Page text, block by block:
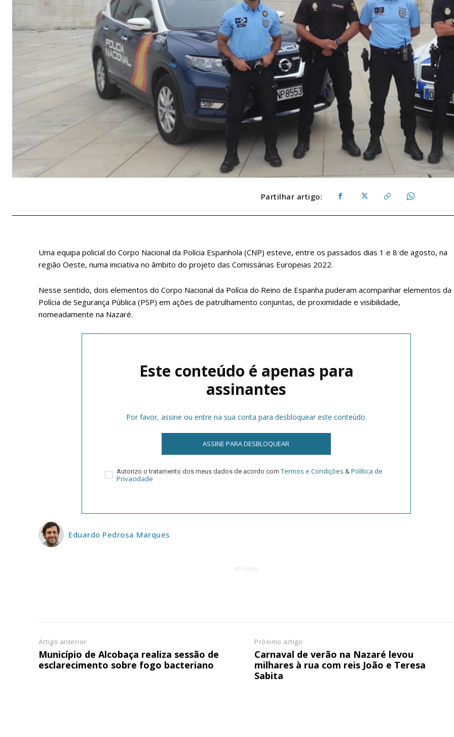
Planos de Assinatura
Faça-se assinante do Região de Cister e ajude-nos a manter este serviço
Sendo assinante terá acesso a todos os conteúdos exclusivos e versões digitais.
ASSINATURA
Acesso aos conteúdos Exclusivos para
assinantes
Ofertas para assinatura anual
Acesso ao
Acesso aos
Partilhar artigo:
Uma equipa policial do Corpo Nacional da Polícia Espanhola (CNP) esteve, entre os passados dias 1 e 8 de agosto, na
região Oeste, numa iniciativa no âmbito do projeto das Comissárias Europeias 2022.
Nesse sentido, dois elementos do Corpo Nacional da Polícia do Reino de Espanha puderam acompanhar elementos da
Polícia de Segurança Pública (PSP) em ações de patrulhamento conjuntas, de proximidade e visibilidade,
nomeadamente na Nazaré.
Este conteúdo é apenas para
assinantes
Por favor, assine ou entre na sua conta para desbloquear este conteúdo.
ASSINE PARA DESBLOQUEAR
Autorizo o tratamento dos meus dados de acordo com Termos e Condições & Política de
Privacidade
Eduardo Pedrosa Marques
AD Footer
Artigo anterior
Município de Alcobaça realiza sessão de
esclarecimento sobre fogo bacteriano
Próximo artigo
Carnaval de verão na Nazaré levou
milhares à rua com reis João e Teresa
Sabita